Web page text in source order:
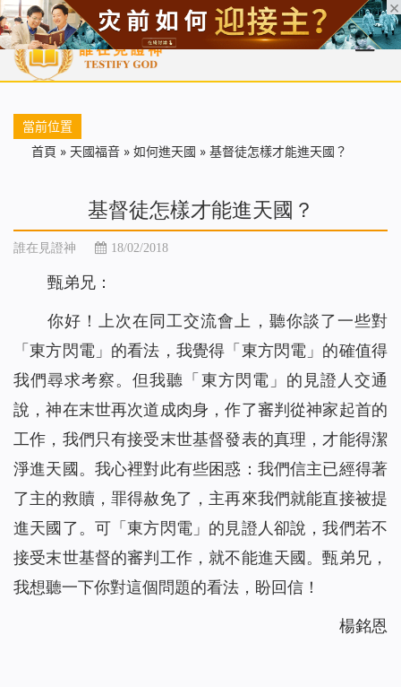
首頁 每日靈糧 天國福音 基督徒見證 信仰解答 聖經
當前位置
首頁 » 天國福音 » 如何進天國 » 基督徒怎樣才能進天國？
基督徒怎樣才能進天國？
誰在見證神 18/02/2018
甄弟兄：
你好！上次在同工交流會上，聽你談了一些對
「東方閃電」的看法，我覺得「東方閃電」的確值得
我們尋求考察。但我聽「東方閃電」的見證人交通
說，神在末世再次道成肉身，作了審判從神家起首的
工作，我們只有接受末世基督發表的真理，才能得潔
淨進天國。我心裡對此有些困惑：我們信主已經得著
了主的救贖，罪得赦免了，主再來我們就能直接被提
進天國了。可「東方閃電」的見證人卻說，我們若不
接受末世基督的審判工作，就不能進天國。甄弟兄，
我想聽一下你對這個問題的看法，盼回信！
楊銘恩